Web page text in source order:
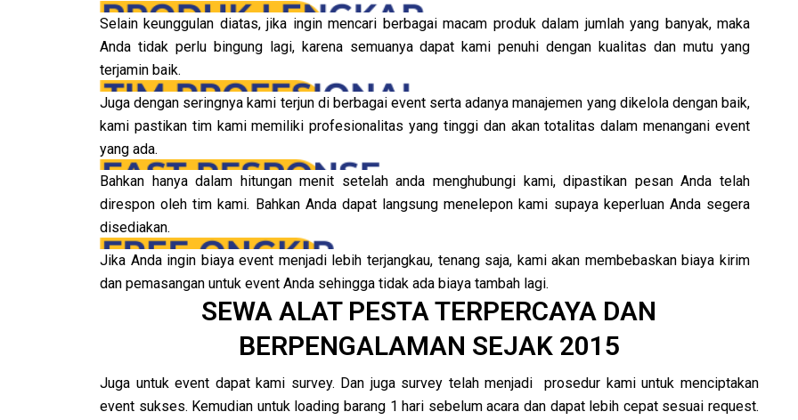
Selain keunggulan diatas, jika ingin mencari berbagai macam produk dalam jumlah yang banyak, maka
Anda tidak perlu bingung lagi, karena semuanya dapat kami penuhi dengan kualitas dan mutu yang
terjamin baik.
Juga dengan seringnya kami terjun di berbagai event serta adanya manajemen yang dikelola dengan baik,
kami pastikan tim kami memiliki profesionalitas yang tinggi dan akan totalitas dalam menangani event
yang ada.
Bahkan hanya dalam hitungan menit setelah anda menghubungi kami, dipastikan pesan Anda telah
direspon oleh tim kami. Bahkan Anda dapat langsung menelepon kami supaya keperluan Anda segera
disediakan.
Jika Anda ingin biaya event menjadi lebih terjangkau, tenang saja, kami akan membebaskan biaya kirim
dan pemasangan untuk event Anda sehingga tidak ada biaya tambah lagi.
SEWA ALAT PESTA TERPERCAYA DAN
BERPENGALAMAN SEJAK 2015
Juga untuk event dapat kami survey. Dan juga survey telah menjadi prosedur kami untuk menciptakan
event sukses. Kemudian untuk loading barang 1 hari sebelum acara dan dapat lebih cepat sesuai request.